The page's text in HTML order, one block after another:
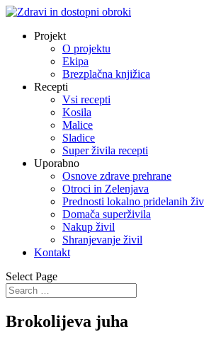
Projekt
O projektu
Ekipa
Brezplačna knjižica
Recepti
Vsi recepti
Kosila
Malice
Sladice
Super živila recepti
Uporabno
Osnove zdrave prehrane
Otroci in Zelenjava
Prednosti lokalno pridelanih
Domača superživila
Nakup živil
Shranjevanje živil
Kontakt
Select Page
Brokolijeva juha